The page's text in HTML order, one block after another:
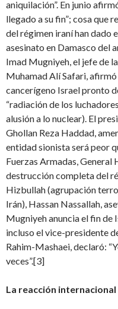
aniquilación”. En junio
llegado a su fin”; cosa que
del régimen iraní han dado
asesinato en Damasco
Imad Mugniyeh, el jefe de
Muhamad Alí Safari,
cancerígeno Israel pronto
“radiación de los
alusión a lo nuclear). El
Ghollan Reza Haddad,
entidad sionista será peor
Fuerzas Armadas, General
destrucción completa del
Hizbullah (agrupación
Irán), Hassan Nassallah,
Mugniyeh anuncia el fin de
incluso el vice-presidente
Rahim-Mashaei, declaró:
veces”.[3]
La reacción internacional